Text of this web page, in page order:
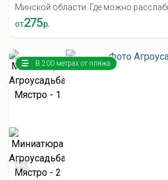
Минской области. Где можно
от275р.
В 200 метрах от пляжа